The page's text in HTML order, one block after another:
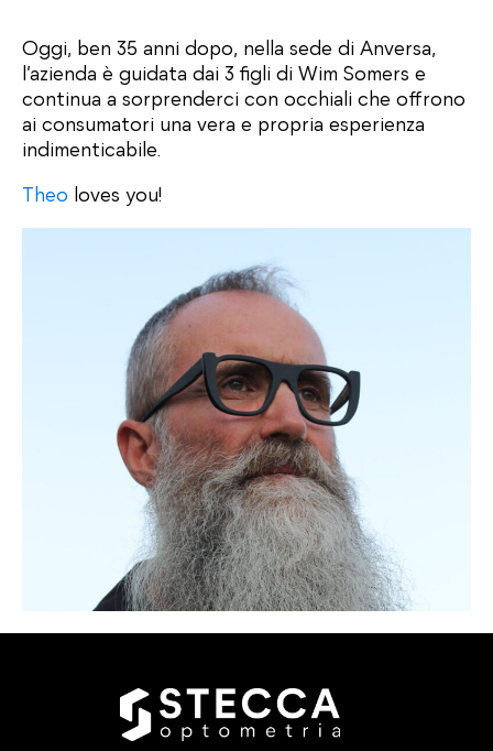
Oggi, ben 35 anni dopo, nella sede di Anversa,
l’azienda è guidata dai 3 figli di Wim Somers e
continua a sorprenderci con occhiali che offrono
ai consumatori una vera e propria esperienza
indimenticabile.
Theo loves you!